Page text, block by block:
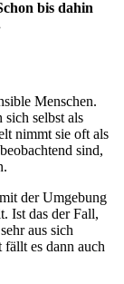
bis dahin
Menschen.
sich selbst als
nimmt sie oft als
sind,
der Umgebung
Ist das der Fall,
aus sich
fällt es dann auch